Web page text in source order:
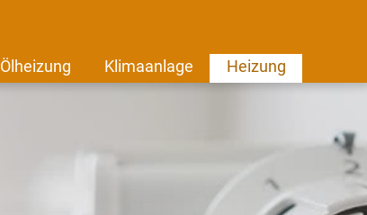
Ölheizung Klimaanlage Heizung